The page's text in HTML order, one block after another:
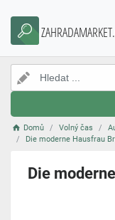
Domů Volný čas
Die moderne Hausfrau
Die